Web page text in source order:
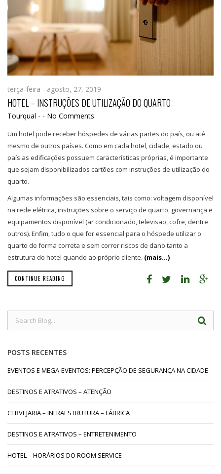
terça-feira - agosto, 27, 2019
HOTEL – INSTRUÇÕES DE UTILIZAÇÃO DO QUARTO
Tourqual - - No Comments.
Um hotel pode receber hóspedes de várias partes do país, ou até
mesmo de outros países. Como em cada hotel, cidade, estado ou
país as edificações possuem características próprias, é importante
que sejam disponibilizados cartões com instruções de utilização do
quarto.
Algumas informações são essenciais, tais como: voltagem disponível
na rede elétrica, instruções sobre o serviço de quarto, governança e
equipamentos disponível (ar condicionado, televisão, cofre, dentre
outros). Enfim, tudo o que for essencial para o hóspede utilizar o
quarto de forma correta e sem correr riscos de dano tanto a
estrutura do hotel quando ao próprio cliente. (mais…)
CONTINUE READING
POSTS RECENTES
EVENTOS E MEGA-EVENTOS: PERCEPÇÃO DE SEGURANÇA NA CIDADE
DESTINOS E ATRATIVOS – ATENÇÃO
CERVEJARIA – INFRAESTRUTURA – FÁBRICA
DESTINOS E ATRATIVOS – ENTRETENIMENTO
HOTEL – HORÁRIOS DO ROOM SERVICE